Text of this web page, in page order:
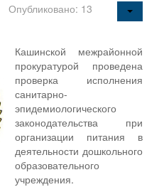
Опубликовано: 13
Кашинской межрайонной
прокуратурой проведена
проверка исполнения
санитарно-
эпидемиологического
законодательства при
организации питания в
деятельности дошкольного
образовательного
учреждения.